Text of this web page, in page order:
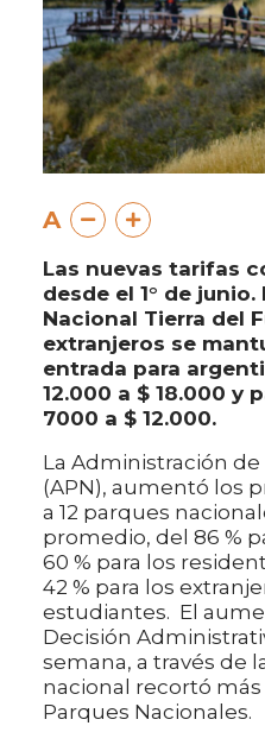
A
Las nuevas tarifas
desde el 1° de junio.
Nacional Tierra del
extranjeros se
entrada para
12.000 a $ 18.000 y
7000 a $ 12.000.
La Administración
(APN), aumentó los
a 12 parques
promedio, del 86 %
60 % para los
42 % para los
estudiantes. El
Decisión
semana, a través de
nacional recortó
Parques Nacionales.